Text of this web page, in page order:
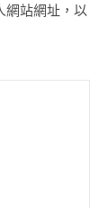
網站網址，以